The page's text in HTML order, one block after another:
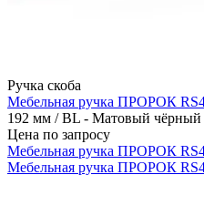
Ручка скоба
Мебельная ручка ПРОРОК
192 мм / BL - Матовый чёрный
Цена по запросу
Мебельная ручка ПРОРОК
Мебельная ручка ПРОРОК